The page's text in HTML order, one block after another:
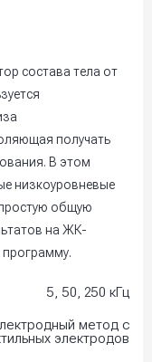
состава тела от
получать
В этом
низкоуровневые
общую
на ЖК-
программу.
5, 50, 250 кГц
метод с
электродов